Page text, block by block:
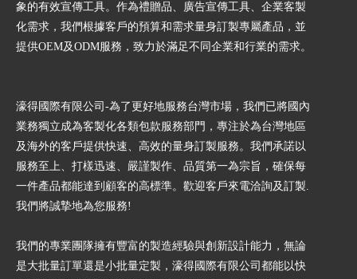
象的有效宣傳工具。作為禮贈品、廣告宣傳工具、企業客製
化需求，我們根據客戶的預算和需求量身訂製專屬產品，並
提供OEM及ODM服務，致力於滿足不同企業和行業的需求。
濠得國際有限公司-為了更好地服務台灣市場，我們已將國內
業務獨立成為客製化各類包款服務部門，專注於為台灣地區
及海外的客戶提供快速、高效的量身訂製服務。我們承諾以
服務至上、打樣迅速、嚴謹製作、品質第一為宗旨，確保每
一件產品都能達到顧客的高標準。歡迎客戶來電洽詢及訂製.
我們將誠摯地為您服務!
我們的專業團隊擁有豐富的製造經驗與創新設計能力，無論
是大批量訂單還是小批量定製，濠得國際有限公司都能以快